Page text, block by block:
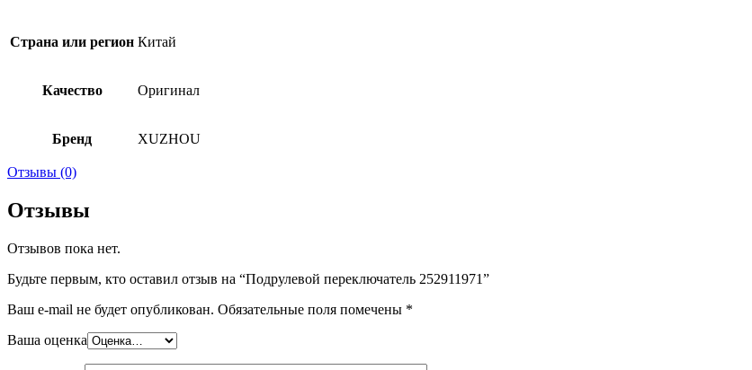
Страна или регион Китай
Качество Оригинал
Бренд XUZHOU
Отзывы (0)
Отзывы
Отзывов пока нет.
Будьте первым, кто оставил отзыв на “Подрулевой переключатель 252911971”
Ваш e-mail не будет опубликован. Обязательные поля помечены *
Ваша оценка